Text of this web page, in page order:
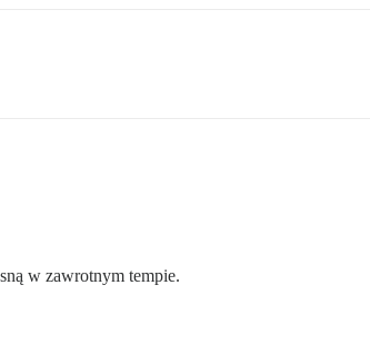
w zawrotnym tempie.